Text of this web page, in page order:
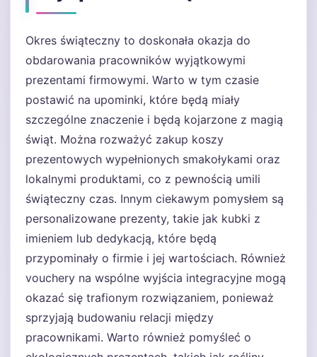
Okres świąteczny to doskonała okazja do
obdarowania pracowników wyjątkowymi
prezentami firmowymi. Warto w tym czasie
postawić na upominki, które będą miały
szczególne znaczenie i będą kojarzone z magią
świąt. Można rozważyć zakup koszy
prezentowych wypełnionych smakołykami oraz
lokalnymi produktami, co z pewnością umili
świąteczny czas. Innym ciekawym pomysłem są
personalizowane prezenty, takie jak kubki z
imieniem lub dedykacją, które będą
przypominały o firmie i jej wartościach. Również
vouchery na wspólne wyjścia integracyjne mogą
okazać się trafionym rozwiązaniem, ponieważ
sprzyjają budowaniu relacji między
pracownikami. Warto również pomyśleć o